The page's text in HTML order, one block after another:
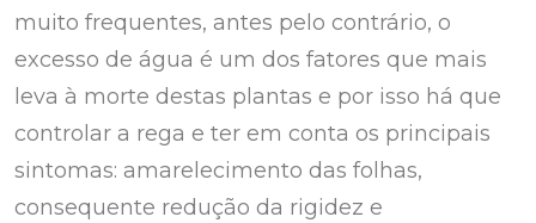
muito frequentes, antes pelo contrário, o
excesso de água é um dos fatores que mais
leva à morte destas plantas e por isso há que
controlar a rega e ter em conta os principais
sintomas: amarelecimento das folhas,
consequente redução da rigidez e